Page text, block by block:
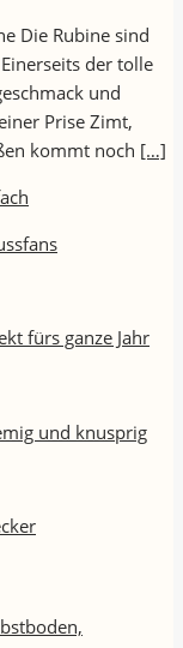
Die Rubine sind
der tolle
und
Prise Zimt,
kommt noch […]
fürs ganze Jahr
und knusprig